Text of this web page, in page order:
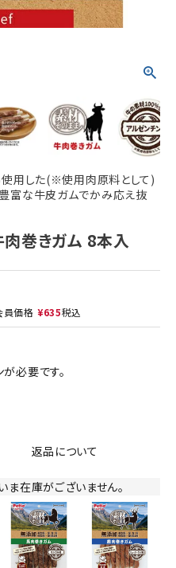
用した(※使用肉原料として)
富な牛皮ガムでかみ応え抜
巻きガム 8本入
員価格 ¥635税込
必要です。
返品について
ま在庫がございません。